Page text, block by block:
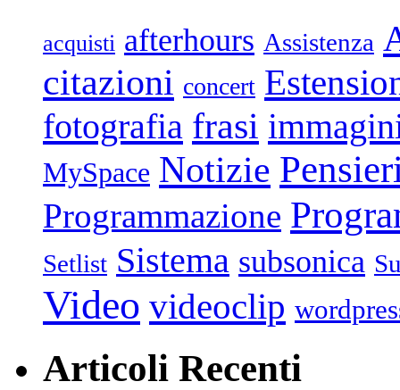
acquisti afterhours Assistenza
citazioni concert
fotografia frasi
MySpace Notizie
Programmazione
Setlist Sistema subsonica
Video videoclip
Articoli Recenti